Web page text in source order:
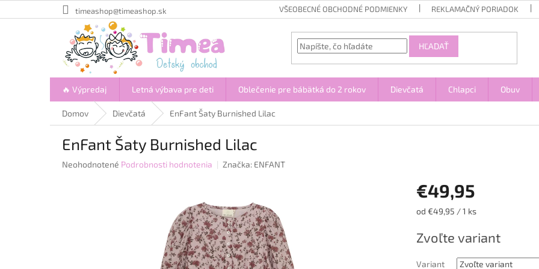
na
timeashop@timeashop.sk VŠEOBECNÉ OBCHODNÉ PODMIENKY REKLAMAČNÝ PORIADOK
HĽADAŤ
🔥 Výpredaj Letná výbava pre deti Oblečenie pre bábätká do 2 rokov Dievčatá Chlapci Obuv
Domov Dievčatá EnFant Šaty Burnished Lilac
EnFant Šaty Burnished Lilac
Priemerné
Neohodnotené Podrobnosti hodnotenia Značka: ENFANT
€49,95
Jednotková
od €49,95 / 1 ks
Zvoľte variant
Variant